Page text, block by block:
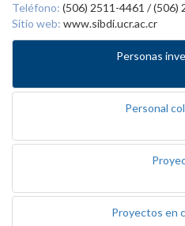
Teléfono: (506) 2511-4461 / (506)
Sitio web: www.sibdi.ucr.ac.cr
Personas
Personal
Proyectos en